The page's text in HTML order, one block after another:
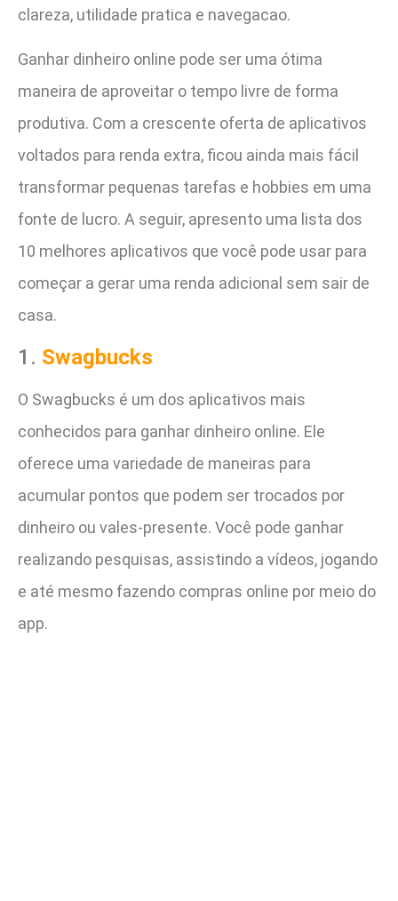
clareza, utilidade pratica e navegacao.
Ganhar dinheiro online pode ser uma ótima
maneira de aproveitar o tempo livre de forma
produtiva. Com a crescente oferta de aplicativos
voltados para renda extra, ficou ainda mais fácil
transformar pequenas tarefas e hobbies em uma
fonte de lucro. A seguir, apresento uma lista dos
10 melhores aplicativos que você pode usar para
começar a gerar uma renda adicional sem sair de
casa.
1. Swagbucks
O Swagbucks é um dos aplicativos mais
conhecidos para ganhar dinheiro online. Ele
oferece uma variedade de maneiras para
acumular pontos que podem ser trocados por
dinheiro ou vales-presente. Você pode ganhar
realizando pesquisas, assistindo a vídeos, jogando
e até mesmo fazendo compras online por meio do
app.